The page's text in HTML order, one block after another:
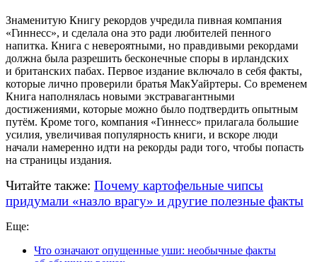
Знаменитую Книгу рекордов учредила пивная компания
«Гиннесс», и сделала она это ради любителей пенного
напитка. Книга с невероятными, но правдивыми рекордами
должна была разрешить бесконечные споры в ирландских
и британских пабах. Первое издание включало в себя факты,
которые лично проверили братья МакУайртеры. Со временем
Книга наполнялась новыми экстравагантными
достижениями, которые можно было подтвердить опытным
путём. Кроме того, компания «Гиннесс» прилагала большие
усилия, увеличивая популярность книги, и вскоре люди
начали намеренно идти на рекорды ради того, чтобы попасть
на страницы издания.
Читайте также: Почему картофельные чипсы
придумали «назло врагу» и другие полезные факты
Еще:
Что означают опущенные уши: необычные факты